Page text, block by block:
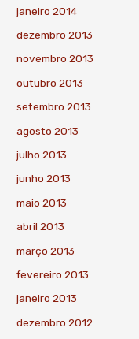
janeiro 2014
dezembro 2013
novembro 2013
outubro 2013
setembro 2013
agosto 2013
julho 2013
junho 2013
maio 2013
abril 2013
março 2013
fevereiro 2013
janeiro 2013
dezembro 2012